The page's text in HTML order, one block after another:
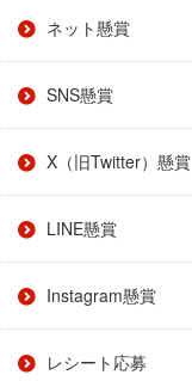
ネット懸賞
SNS懸賞
X（旧Twitter）懸賞
LINE懸賞
Instagram懸賞
レシート応募